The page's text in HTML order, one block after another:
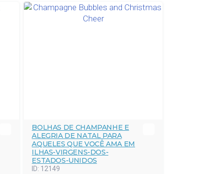
BOLHAS DE CHAMPANHE E
ALEGRIA DE NATAL PARA
AQUELES QUE VOCÊ AMA EM
ILHAS-VIRGENS-DOS-
ESTADOS-UNIDOS
ID: 12149